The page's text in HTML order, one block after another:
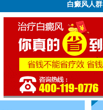
白癜风人群